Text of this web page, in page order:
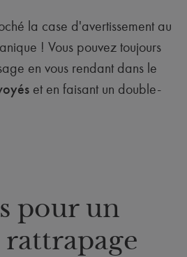
la case d'avertissement au
! Vous pouvez toujours
en vous rendant dans le
et en faisant un double-
pour un